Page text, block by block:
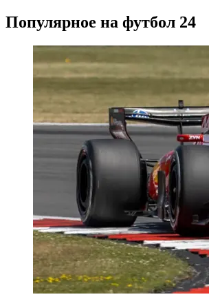
Популярное на футбол 24